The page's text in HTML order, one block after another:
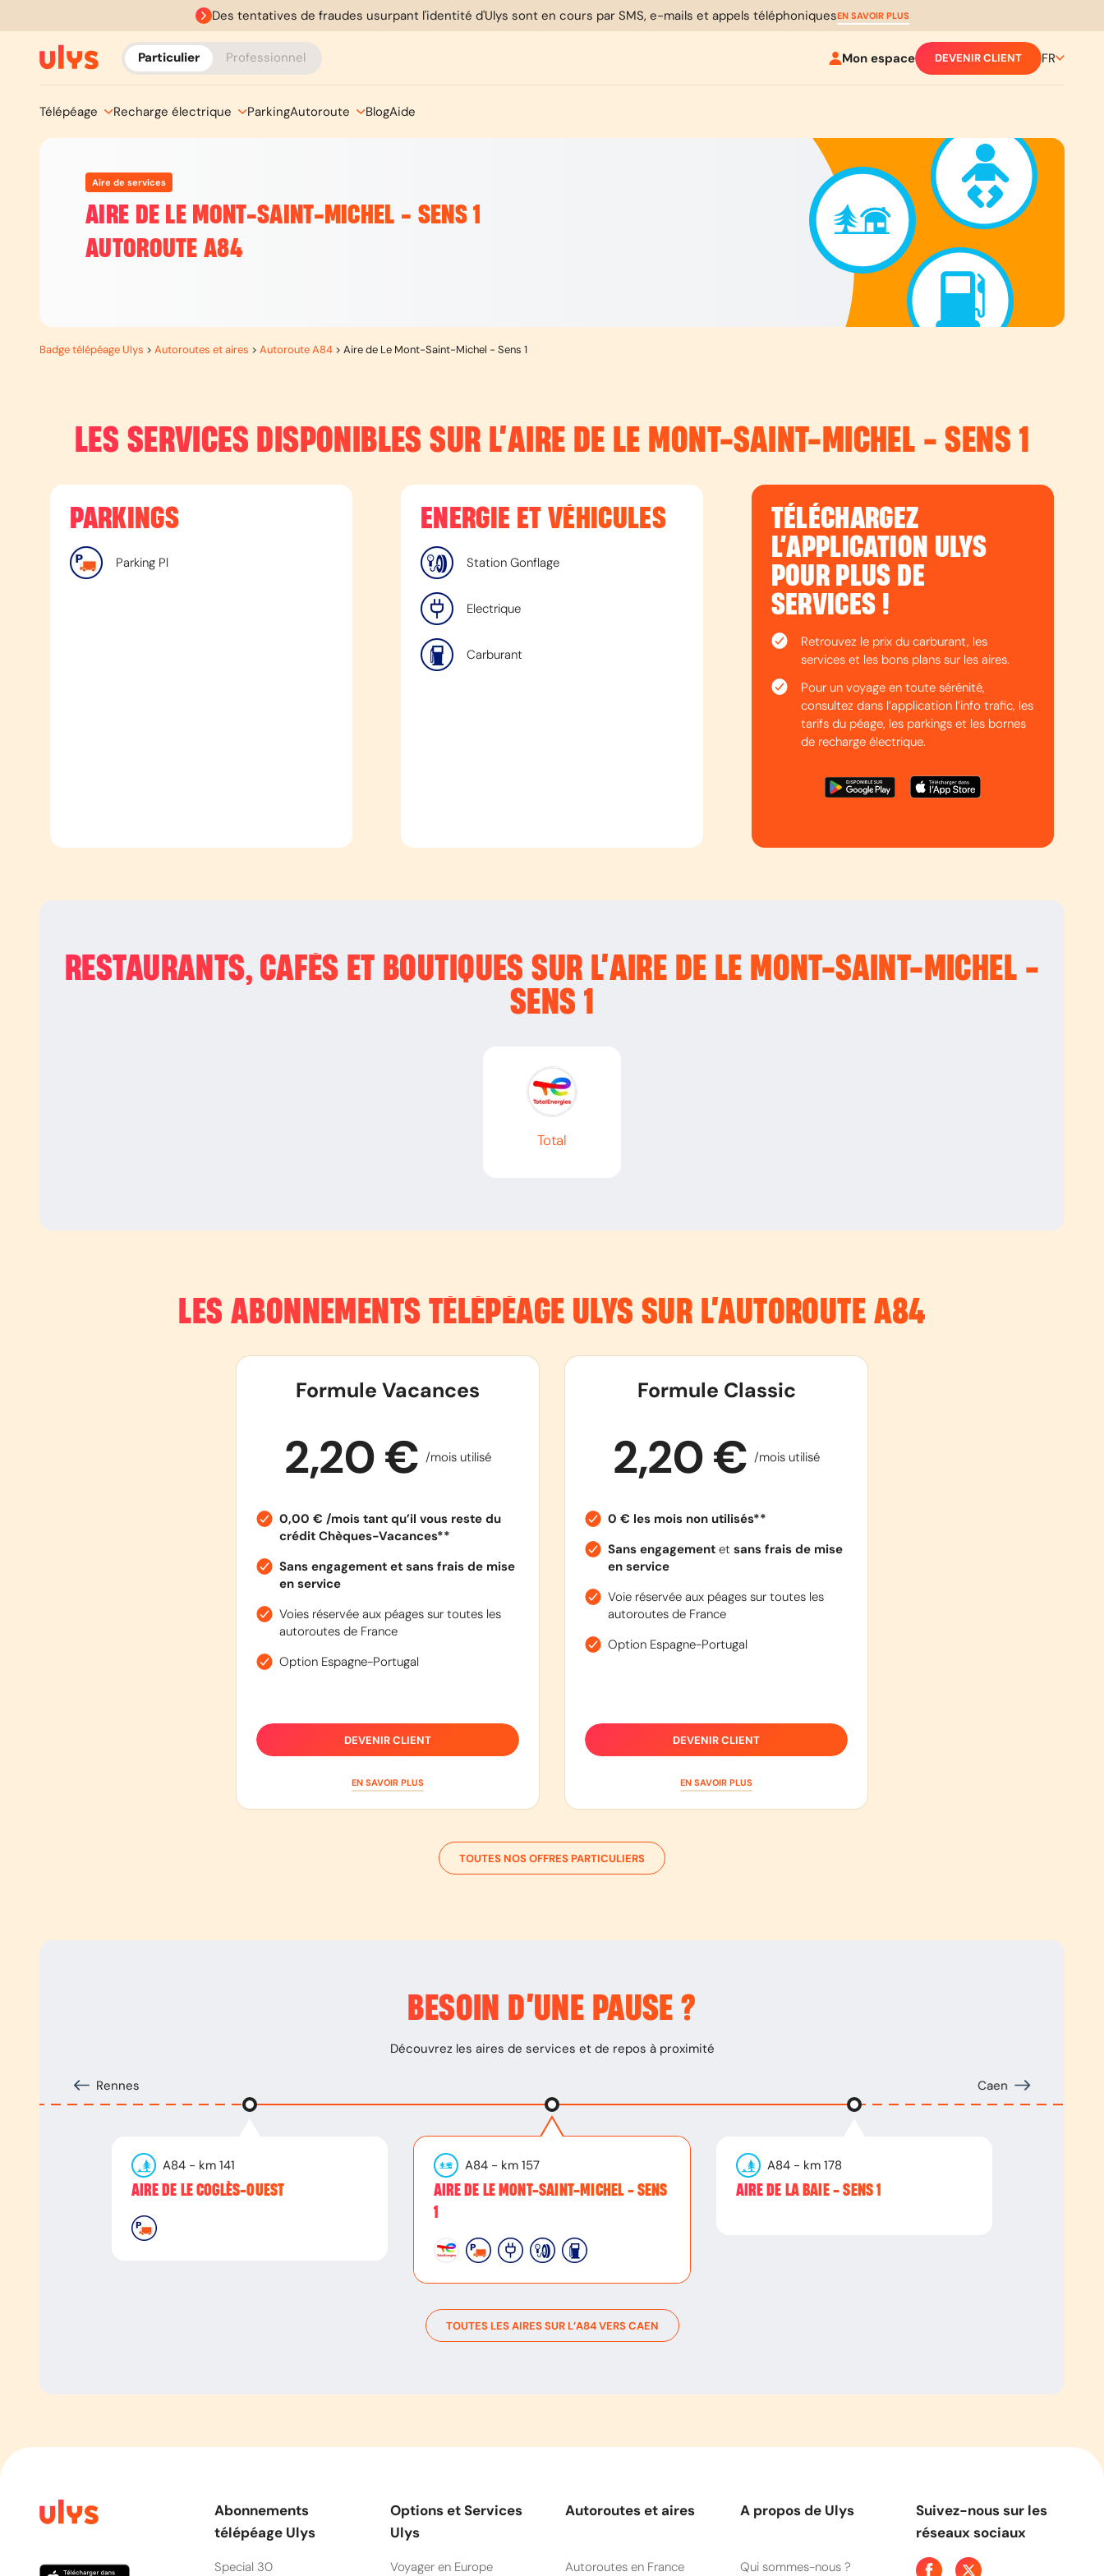
Des tentatives de fraudes usurpant l'identité d'Ulys sont en cours par SMS, e-mails et appels téléphoniquesEN SAVOIR PLUS
Particulier Professionnel Mon espace DEVENIR CLIENT FR
Télépéage Recharge électrique ParkingAutoroute BlogAide
Aire de services
AIRE DE LE MONT-SAINT-MICHEL - SENS 1
AUTOROUTE A84
Badge télépéage Ulys > Autoroutes et aires > Autoroute A84 > Aire de Le Mont-Saint-Michel - Sens 1
LES SERVICES DISPONIBLES SUR L’AIRE DE LE MONT-SAINT-MICHEL - SENS 1
PARKINGS
Parking Pl
ENERGIE ET VÉHICULES
Station Gonflage
Electrique
Carburant
TÉLÉCHARGEZ
L’APPLICATION ULYS
POUR PLUS DE
SERVICES !
Retrouvez le prix du carburant, les
services et les bons plans sur les aires.
Pour un voyage en toute sérénité,
consultez dans l’application l’info trafic, les
tarifs du péage, les parkings et les bornes
de recharge électrique.
RESTAURANTS, CAFÉS ET BOUTIQUES SUR L’AIRE DE LE MONT-SAINT-MICHEL -
SENS 1
Total
LES ABONNEMENTS TÉLÉPÉAGE ULYS SUR L’AUTOROUTE A84
Formule Vacances
2,20 € /mois utilisé
0,00 € /mois tant qu’il vous reste du
crédit Chèques-Vacances**
Sans engagement et sans frais de mise
en service
Voies réservée aux péages sur toutes les
autoroutes de France
Option Espagne-Portugal
DEVENIR CLIENT
EN SAVOIR PLUS
Formule Classic
2,20 € /mois utilisé
0 € les mois non utilisés**
Sans engagementet sans frais de mise
en service
Voie réservée aux péages sur toutes les
autoroutes de France
Option Espagne-Portugal
DEVENIR CLIENT
EN SAVOIR PLUS
TOUTES NOS OFFRES PARTICULIERS
BESOIN D’UNE PAUSE ?
Découvrez les aires de services et de repos à proximité
Rennes Caen
A84 - km 141
AIRE DE LE COGLÈS-OUEST
A84 - km 157
AIRE DE LE MONT-SAINT-MICHEL - SENS
1
A84 - km 178
AIRE DE LA BAIE - SENS 1
TOUTES LES AIRES SUR L’A84VERSCAEN
Abonnements
télépéage Ulys
Special 30
Options et Services
Ulys
Voyager en Europe
Autoroutes et aires
Autoroutes en France
A propos de Ulys
Qui sommes-nous ?
Suivez-nous sur les
réseaux sociaux